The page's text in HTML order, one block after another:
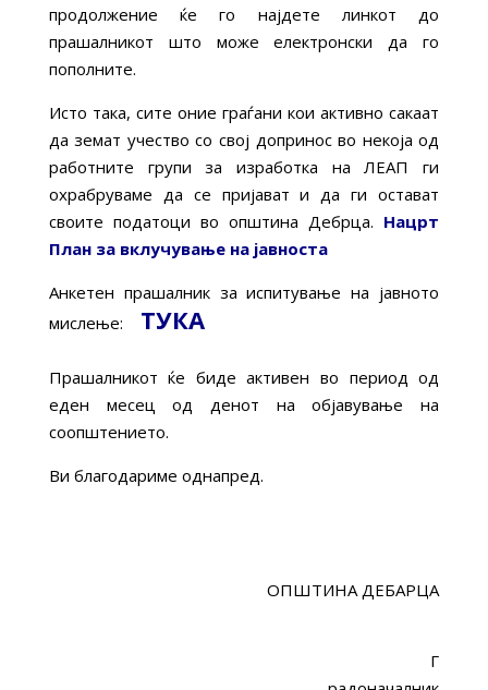
продолжение ќе го најдете линкот до
прашалникот што може електронски да го
пополните.
Исто така, сите оние граѓани кои активно сакаат
да земат учество со свој допринос во некоја од
работните групи за изработка на ЛЕАП ги
охрабруваме да се пријават и да ги остават
своите податоци во општина Дебрца. Нацрт
План за вклучување на јавноста
Анкетен прашалник за испитување на јавното
мислење: ТУКА
Прашалникот ќе биде активен во период од
еден месец од денот на објавување на
соопштението.
Ви благодариме однапред.
ОПШТИНА ДЕБАРЦА
Г